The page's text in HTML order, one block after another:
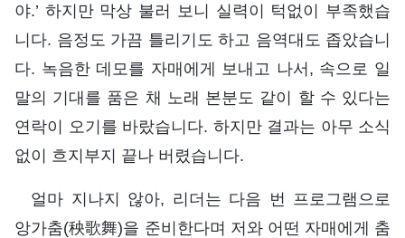
야.’ 하지만 막상 불러 보니 실력이 턱없이 부족했습
니다. 음정도 가끔 틀리기도 하고 음역대도 좁았습니
다. 녹음한 데모를 자매에게 보내고 나서, 속으로 일
말의 기대를 품은 채 노래 본분도 같이 할 수 있다는
연락이 오기를 바랐습니다. 하지만 결과는 아무 소식
없이 흐지부지 끝나 버렸습니다.
얼마 지나지 않아, 리더는 다음 번 프로그램으로
앙가춤(秧歌舞)을 준비한다며 저와 어떤 자매에게 춤